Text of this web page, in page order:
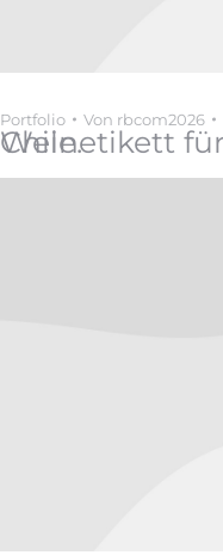
Portfolio Von rbcom2026
Weinetikett für ein Weingut in Chile.